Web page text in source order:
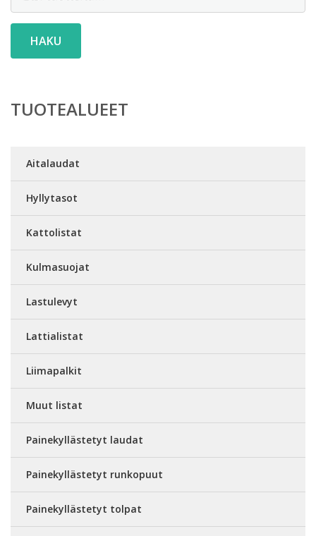
HAKU
TUOTEALUEET
Aitalaudat
Hyllytasot
Kattolistat
Kulmasuojat
Lastulevyt
Lattialistat
Liimapalkit
Muut listat
Painekyllästetyt laudat
Painekyllästetyt runkopuut
Painekyllästetyt tolpat